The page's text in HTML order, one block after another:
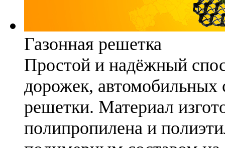
Газонная решетка
Простой и надёжный
дорожек, автомобильных
решетки. Материал
полипропилена и